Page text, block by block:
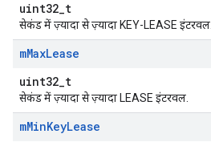
uint32_t
सेकंड में ज़्यादा से ज़्यादा KEY-LEASE इंटरवल.
mMaxLease
uint32_t
सेकंड में ज़्यादा से ज़्यादा LEASE इंटरवल.
mMinKeyLease